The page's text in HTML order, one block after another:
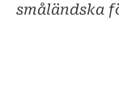
småländska